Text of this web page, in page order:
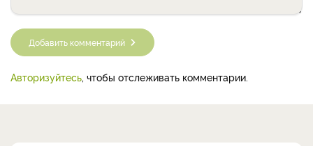
Добавить комментарий
Авторизуйтесь , чтобы отслеживать комментарии.